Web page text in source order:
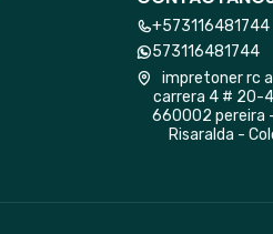
+573116481744
573116481744
impretoner rc
carrera 4 # 20-
660002 pereira
Risaralda -